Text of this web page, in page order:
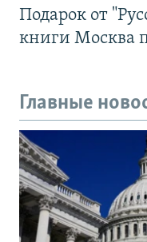
Подарок от
книги Москва
Главные